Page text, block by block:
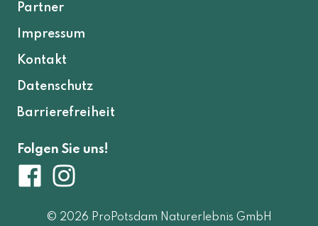
Partner
Impressum
Kontakt
Datenschutz
Barrierefreiheit
Folgen Sie uns!
© 2026 ProPotsdam Naturerlebnis GmbH